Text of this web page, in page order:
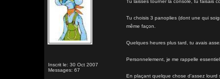
Inscrit le: 30 Oct 2007
Messages: 67
Tu laisses tourner la console, tu faisais
Tu choisis 3 panoplies (dont une qui
même façon.
Quelques heures plus tard, tu avais
Personnelement, je me rappelle
En plaçant quelque chose d'assez lourd